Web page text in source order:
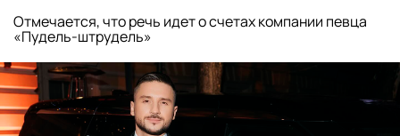
Отмечается, что речь идет о счетах компании певца
«Пудель-штрудель»